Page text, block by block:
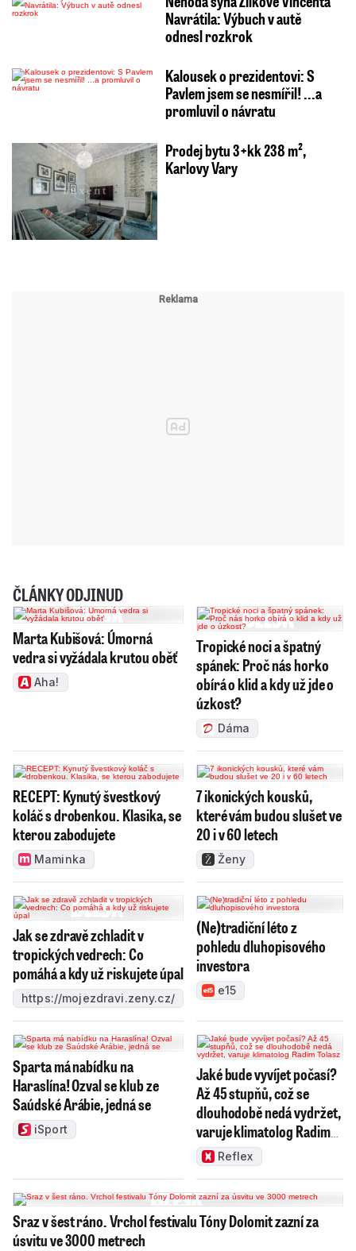
Navrátila: Výbuch v autě
odnesl rozkrok
Kalousek o prezidentovi: S
Pavlem jsem se nesmířil! ...a
promluvil o návratu
Prodej bytu 3+kk 238 m²,
Karlovy Vary
ČLÁNKY ODJINUD
Marta Kubišová: Úmorná
vedra si vyžádala krutou oběť
Aha!
Tropické noci a špatný
spánek: Proč nás horko
obírá o klid a kdy už jde o
úzkost?
Dáma
RECEPT: Kynutý švestkový
koláč s drobenkou. Klasika, se
kterou zabodujete
Maminka
7 ikonických kousků,
které vám budou slušet ve
20 i v 60 letech
Ženy
Jak se zdravě zchladit v
tropických vedrech: Co
pomáhá a kdy už riskujete úpal
https://mojezdravi.zeny.cz/
(Ne)tradiční léto z
pohledu dluhopisového
investora
e15
Sparta má nabídku na
Haraslína! Ozval se klub ze
Saúdské Arábie, jedná se
iSport
Jaké bude vyvíjet počasí?
Až 45 stupňů, což se
dlouhodobě nedá vydržet,
varuje klimatolog Radim
TolaszReflex
Sraz v šest ráno. Vrchol festivalu Tóny Dolomit zazní za
úsvitu ve 3000 metrech